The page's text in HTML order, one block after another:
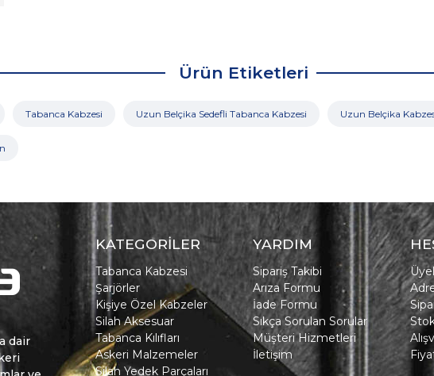
Ürün Etiketleri
Tabanca Kabzesi Uzun Belçika Sedefli Tabanca Kabzesi Uzun Belçika
dair
KATEGORİLER
Tabanca Kabzesi
Şarjörler
Kişiye Özel Kabzeler
Silah Aksesuar
Tabanca Kılıfları
Askeri Malzemeler
Silah Yedek Parçaları
YARDIM
Sipariş Takibi
Arıza Formu
İade Formu
Sıkça Sorulan Sorular
Müşteri Hizmetleri
İletişim